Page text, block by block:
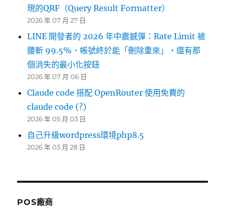
現的QRF（Query Result Formatter）
2026 年 07 月 27 日
LINE 開發者的 2026 年中震撼彈：Rate Limit 被
腰斬 99.5%、帳號終於能「刪除重來」，還有那
個消失的最小化按鈕
2026 年 07 月 06 日
Claude code 搭配 OpenRouter 使用免費的
claude code (?)
2026 年 05 月 03 日
自己升級wordpress環境php8.5
2026 年 03 月 28 日
POS廠商